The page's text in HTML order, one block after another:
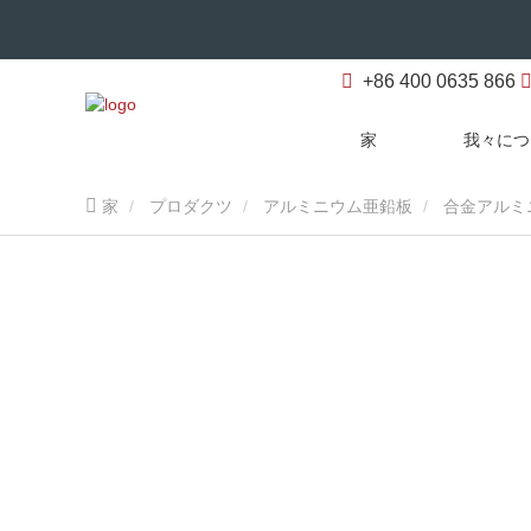
+86 400 0635 866
家 我々に
家 プロダクツ アルミニウム亜鉛板 合金アルミ